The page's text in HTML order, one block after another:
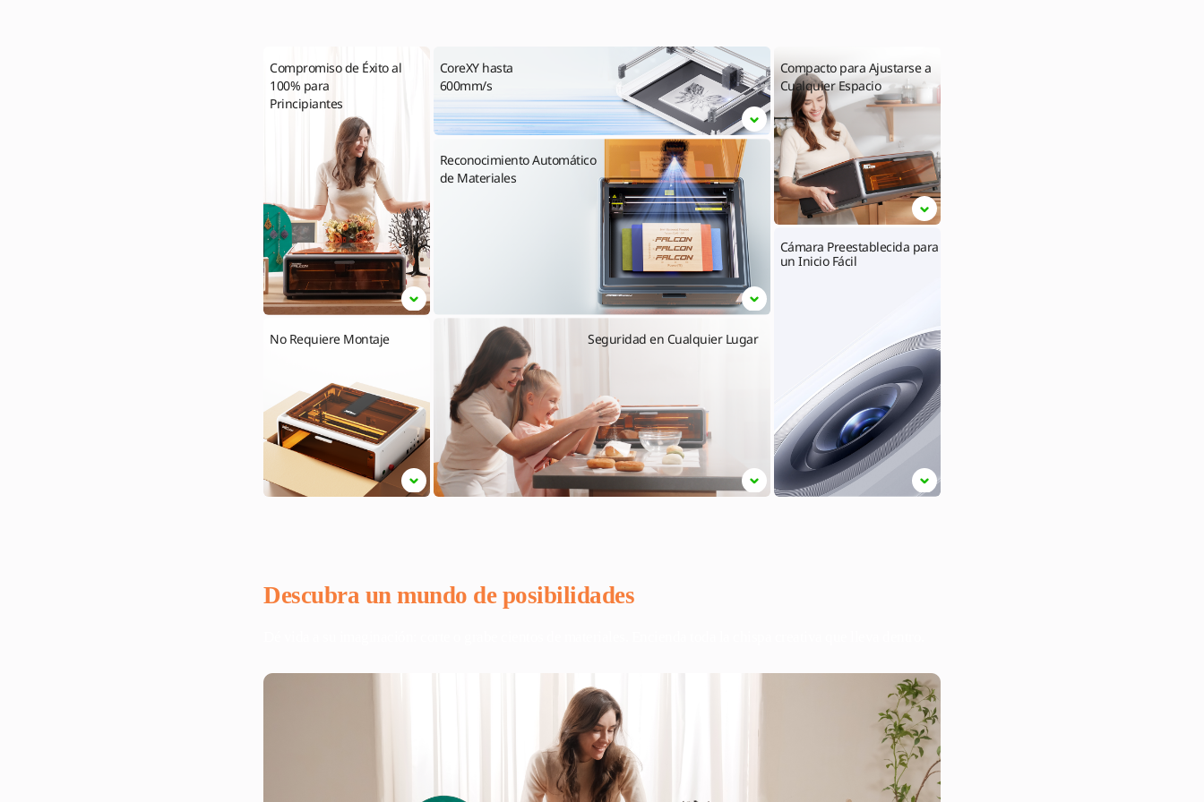
Compromiso de Éxito al
100% para
Principiantes
CoreXY hasta
600mm/s
Compacto para Ajustarse a
Cualquier Espacio
Reconocimiento Automático
de Materiales
No Requiere Montaje Seguridad en Cualquier Lugar
Cámara Preestablecida para
un Inicio Fácil
Descubra un mundo de posibilidades